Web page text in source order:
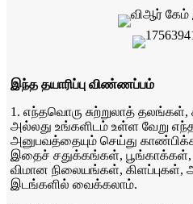
இந்த தயாரிப்பு விண்ணப்பம்
1. எந்தவொரு சுற்றுலாத்
அல்லது உங்களிடம் உள்ள வேறு
அனுபவத்தையும் செய்து
இதைச் சதுக்கங்கள், பூங்காக்கள்,
விமான நிலையங்கள்,
இடங்களில் வைக்கலாம்.